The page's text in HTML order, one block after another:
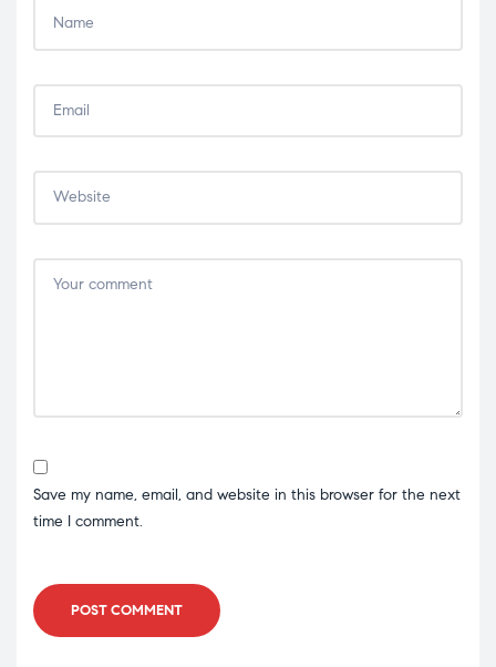
Save my name, email, and website in this browser for the next
time I comment.
POST COMMENT